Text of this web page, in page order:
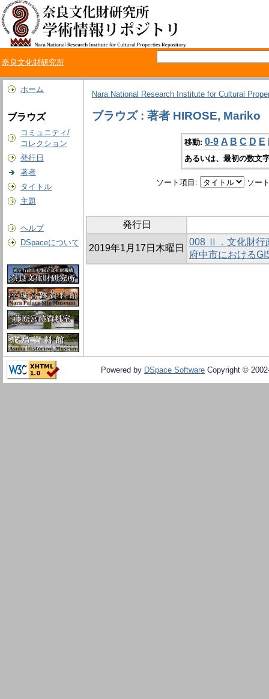
奈良文化財研究所
ホーム
ブラウズ
コミュニティ/
コレクション
発行日
著者
タイトル
主題
ヘルプ
DSpaceについて
Nara National Research Institute for Cultural
ブラウズ : 著者 HIROSE, Mariko
移動: 0-9 A B C D E
あるいは、最初の数文
ソート項目: ソー
発行日
2019年1月17日木曜日
008 Ⅱ．文化財行
府中市における
Powered by DSpace Software Copyright ©